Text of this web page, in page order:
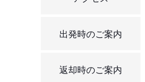
出発時のご案内
返却時のご案内